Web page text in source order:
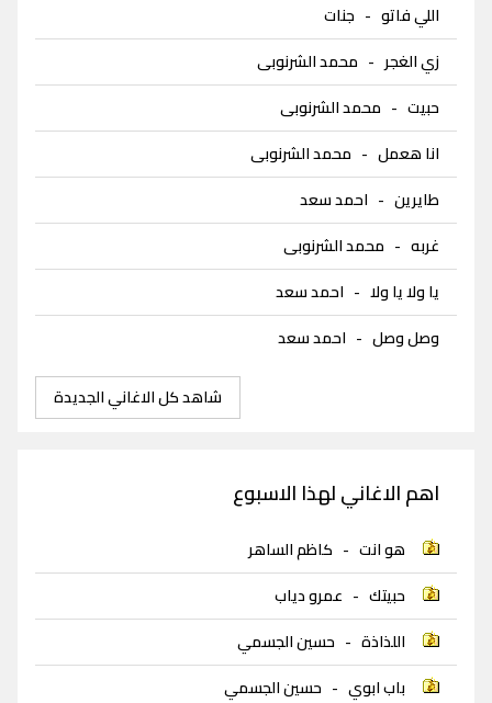
اللي فاتو - جنات
زي الغجر - محمد الشرنوبى
حبيت - محمد الشرنوبى
انا هعمل - محمد الشرنوبى
طايرين - احمد سعد
غربه - محمد الشرنوبى
يا ولا يا ولا - احمد سعد
وصل وصل - احمد سعد
شاهد كل الاغاني الجديدة
اهم الاغاني لهذا الاسبوع
هو انت - كاظم الساهر
حبيتك - عمرو دياب
اللذاذة - حسين الجسمي
باب ابوي - حسين الجسمي